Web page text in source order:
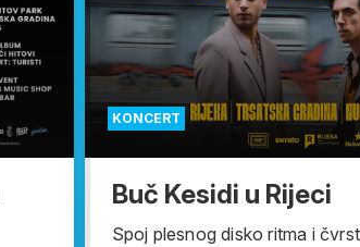
KONCERT
Buč Kesidi u Rijeci
Spoj plesnog disko ritma i